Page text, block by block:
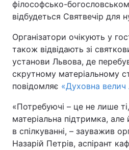
Київ
Дніпро
Одеса
Спорт
Техно і зв'язок
філософсько-
відбудеться Святвечір для
Організатори очікують у
також відвідають зі
установи Львова, де
скрутному матеріальному
повідомляє «Духовна велич
«Потребуючі – це не лише
матеріальна підтримка,
в спілкуванні, – зауважив
Назарій Петрів, аспірант